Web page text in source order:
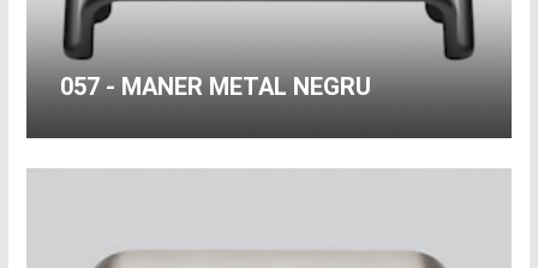
057 - MANER METAL NEGRU